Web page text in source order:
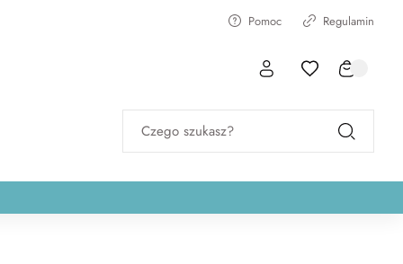
Pomoc Regulamin
Czego szukasz?